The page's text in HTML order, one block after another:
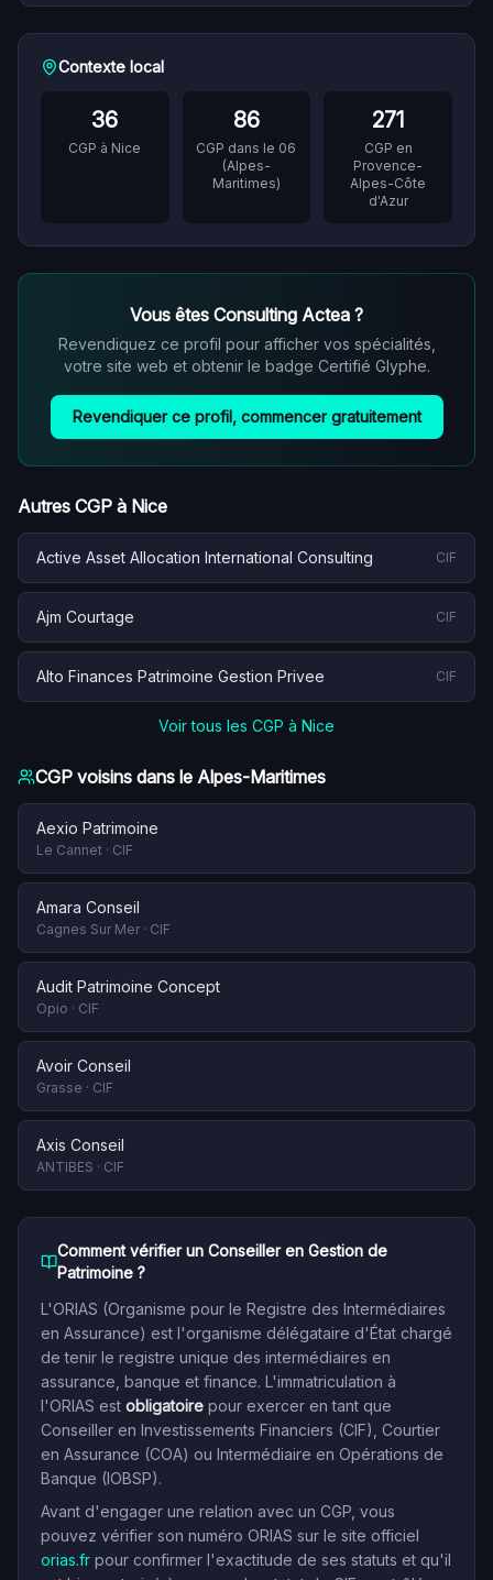
Contexte local
36
CGP à Nice
86
CGP dans le 06
(Alpes-
Maritimes)
271
CGP en
Provence-
Alpes-Côte
d'Azur
Vous êtes Consulting Actea ?
Revendiquez ce profil pour afficher vos spécialités,
votre site web et obtenir le badge Certifié Glyphe.
Revendiquer ce profil, commencer gratuitement
Autres CGP à Nice
Active Asset Allocation International Consulting CIF
Ajm Courtage CIF
Alto Finances Patrimoine Gestion Privee CIF
Voir tous les CGP à Nice
CGP voisins dans le Alpes-Maritimes
Aexio Patrimoine
Le Cannet · CIF
Amara Conseil
Cagnes Sur Mer · CIF
Audit Patrimoine Concept
Opio · CIF
Avoir Conseil
Grasse · CIF
Axis Conseil
ANTIBES · CIF
Comment vérifier un Conseiller en Gestion de
Patrimoine ?
L'ORIAS (Organisme pour le Registre des Intermédiaires
en Assurance) est l'organisme délégataire d'État chargé
de tenir le registre unique des intermédiaires en
assurance, banque et finance. L'immatriculation à
l'ORIAS est obligatoire pour exercer en tant que
Conseiller en Investissements Financiers (CIF), Courtier
en Assurance (COA) ou Intermédiaire en Opérations de
Banque (IOBSP).
Avant d'engager une relation avec un CGP, vous
pouvez vérifier son numéro ORIAS sur le site officiel
orias.fr pour confirmer l'exactitude de ses statuts et qu'il